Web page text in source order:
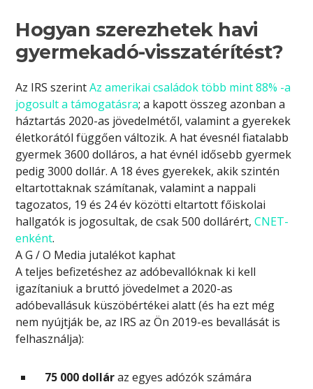
Hogyan szerezhetek havi
gyermekadó-visszatérítést?
Az IRS szerintAz amerikai családok több mint 88% -a
jogosult a támogatásra; a kapott összeg azonban a
háztartás 2020-as jövedelmétől, valamint a gyerekek
életkorától függően változik. A hat évesnél fiatalabb
gyermek 3600 dolláros, a hat évnél idősebb gyermek
pedig 3000 dollár. A 18 éves gyerekek, akik szintén
eltartottaknak számítanak, valamint a nappali
tagozatos, 19 és 24 év közötti eltartott főiskolai
hallgatók is jogosultak, de csak 500 dollárért,CNET-
enként.
A G / O Media jutalékot kaphat
A teljes befizetéshez az adóbevallóknak ki kell
igazítaniuk a bruttó jövedelmet a 2020-as
adóbevallásuk küszöbértékei alatt (és ha ezt még
nem nyújtják be, az IRS az Ön 2019-es bevallását is
felhasználja):
75 000 dolláraz egyes adózók számára